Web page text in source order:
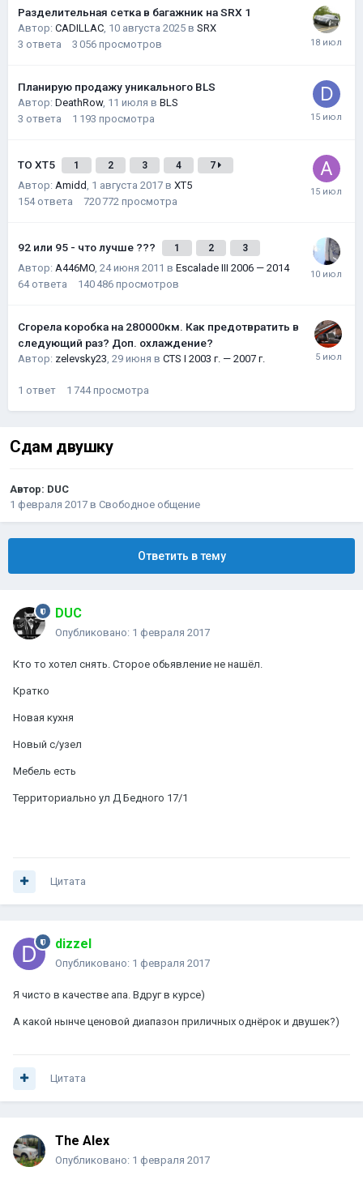
Разделительная сетка в багажник на SRX 1
Автор: CADILLAC, 10 августа 2025 в SRX
3 ответа 3 056 просмотров
Планирую продажу уникального BLS
Автор: DeathRow, 11 июля в BLS
3 ответа 1 193 просмотра
ТО XT5 1 2 3 4 7
Автор: Amidd, 1 августа 2017 в XT5
154 ответа 720 772 просмотра
92 или 95 - что лучше ??? 1 2 3
Автор: A446MO, 24 июня 2011 в Escalade III 2006 — 2014
64 ответа 140 486 просмотров
Сгорела коробка на 280000км. Как предотвратить в
следующий раз? Доп. охлаждение?
Автор: zelevsky23, 29 июня в CTS I 2003 г. — 2007 г.
1 ответ 1 744 просмотра
Сдам двушку
Автор: DUC
1 февраля 2017 в Свободное общение
Ответить в тему
DUC
Опубликовано: 1 февраля 2017
Кто то хотел снять. Сторое обьявление не нашёл.
Кратко
Новая кухня
Новый с/узел
Мебель есть
Территориально ул Д Бедного 17/1
Цитата
dizzel
Опубликовано: 1 февраля 2017
Я чисто в качестве апа. Вдруг в курсе)
А какой нынче ценовой диапазон приличных однёрок и двушек?)
Цитата
The Alex
Опубликовано: 1 февраля 2017